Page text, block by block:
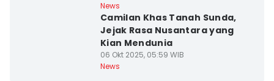
News
Camilan Khas Tanah Sunda,
Jejak Rasa Nusantara yang
Kian Mendunia
06 Okt 2025, 05:59 WIB
News